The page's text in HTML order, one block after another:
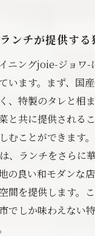
ンチが提供する
ニングjoie-ジョワ-
います。まず、国
、特製のタレと相
と共に提供される
むことができます
、ランチをさらに
の良い和モダンな
間を提供します。
でしか味わえない